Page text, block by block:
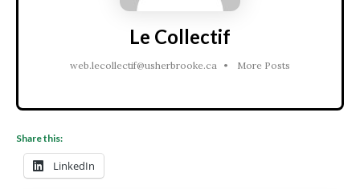
Le Collectif
web.lecollectif@usherbrooke.ca • More Posts
Share this:
LinkedIn